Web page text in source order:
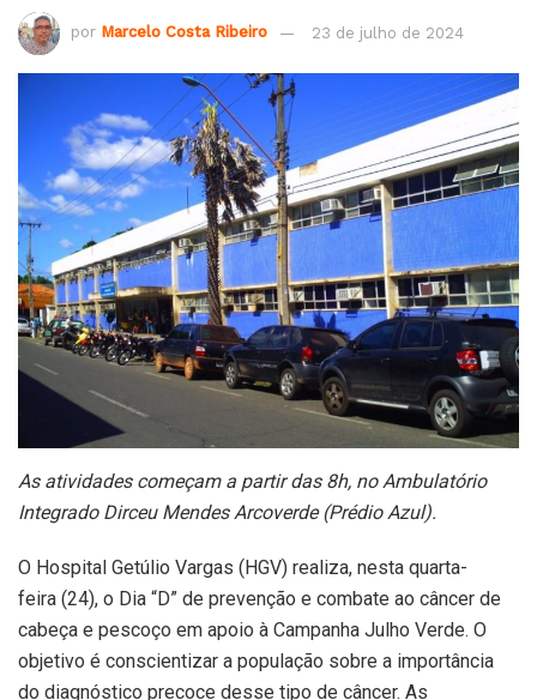
por Marcelo Costa Ribeiro 23 de julho de 2024
As atividades começam a partir das 8h, no Ambulatório
Integrado Dirceu Mendes Arcoverde (Prédio Azul).
O Hospital Getúlio Vargas (HGV) realiza, nesta quarta-
feira (24), o Dia “D” de prevenção e combate ao câncer de
cabeça e pescoço em apoio à Campanha Julho Verde. O
objetivo é conscientizar a população sobre a importância
do diagnóstico precoce desse tipo de câncer. As